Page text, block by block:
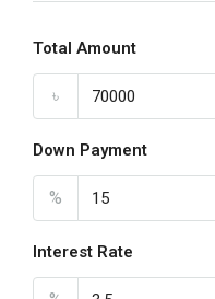
Total Amount
৳
Down Payment
%
Interest Rate